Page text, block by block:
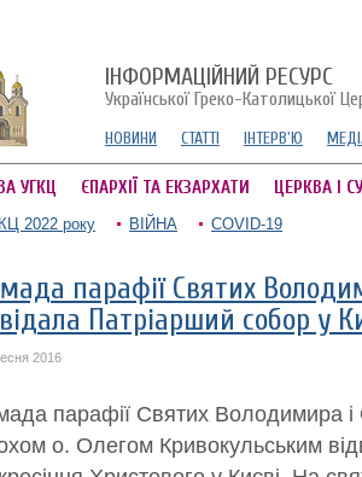
ІНФОРМАЦІЙНИЙ РЕСУРС
Української Греко-Католицької
НОВИНИ СТАТТІ ІНТЕРВ'Ю
УГКЦ ЄПАРХІЇ ТА ЕКЗАРХАТИ ЦЕРКВА І
2022 року ВІЙНА COVID-19
парафії Святих
Патріарший собор у
2016
парафії Святих Володимира і
о. Олегом Кривокульським